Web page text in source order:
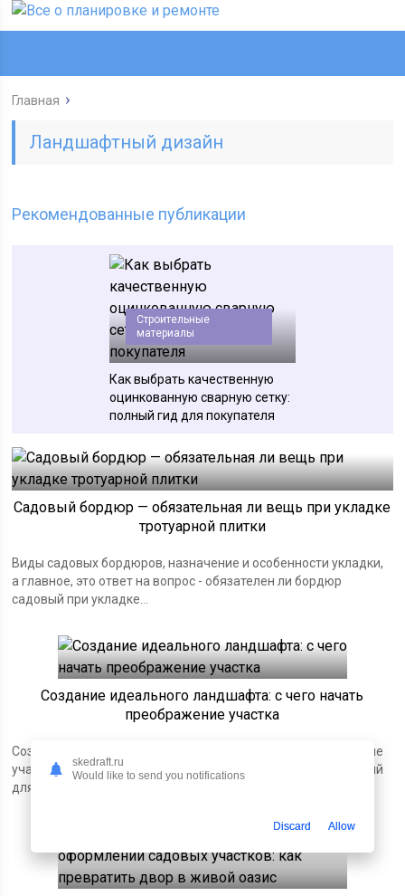
Главная
Ландшафтный дизайн
Рекомендованные публикации
Строительные
материалы
Как выбрать качественную
оцинкованную сварную сетку:
полный гид для покупателя
Садовый бордюр — обязательная ли вещь при укладке
тротуарной плитки
Виды садовых бордюров, назначение и особенности укладки,
а главное, это ответ на вопрос - обязателен ли бордюр
садовый при укладке...
Создание идеального ландшафта: с чего начать
преображение участка
Создайте идеальный ландшафт: с чего начать преображение
участка, планирование, стиль, зонирование и выбор растений
для гармоничного сада.
skedraft.ru
Would like to send you notifications
Discard Allow